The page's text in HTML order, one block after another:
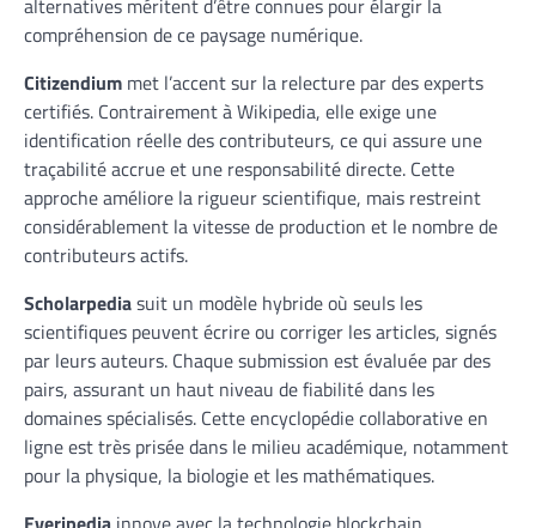
alternatives méritent d’être connues pour élargir la
compréhension de ce paysage numérique.
Citizendium met l’accent sur la relecture par des experts
certifiés. Contrairement à Wikipedia, elle exige une
identification réelle des contributeurs, ce qui assure une
traçabilité accrue et une responsabilité directe. Cette
approche améliore la rigueur scientifique, mais restreint
considérablement la vitesse de production et le nombre de
contributeurs actifs.
Scholarpediasuit un modèle hybride où seuls les
scientifiques peuvent écrire ou corriger les articles, signés
par leurs auteurs. Chaque submission est évaluée par des
pairs, assurant un haut niveau de fiabilité dans les
domaines spécialisés. Cette encyclopédie collaborative en
ligne est très prisée dans le milieu académique, notamment
pour la physique, la biologie et les mathématiques.